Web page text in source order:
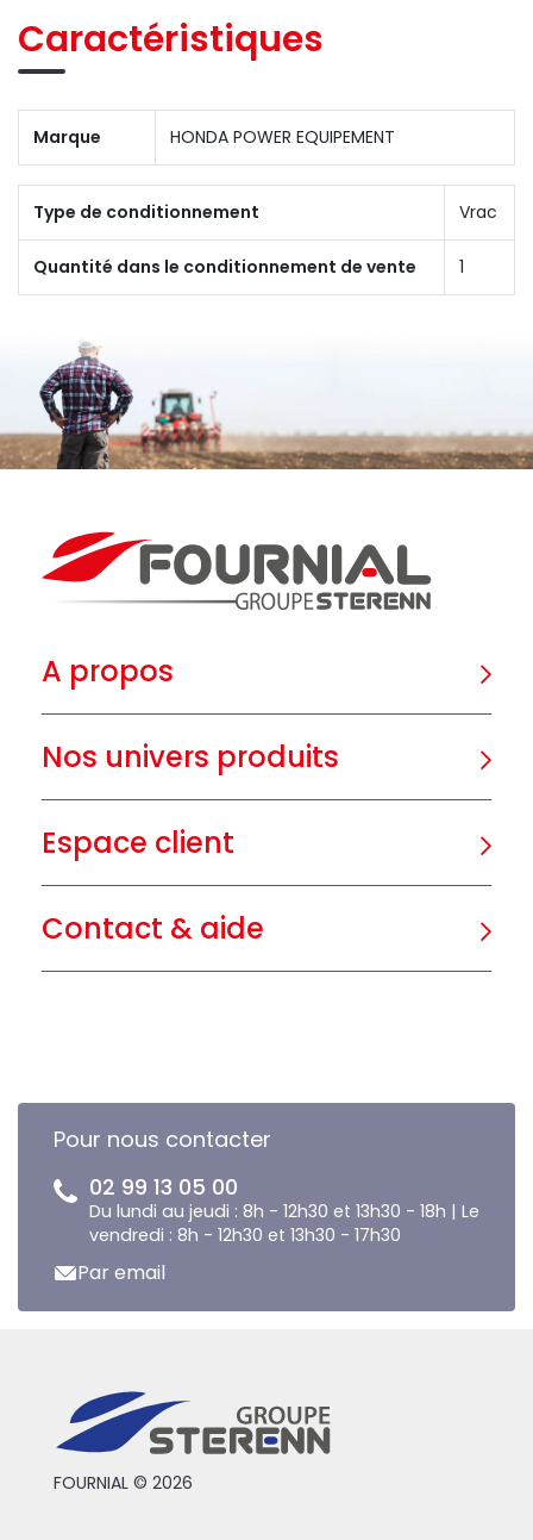
Caractéristiques
Marque HONDA POWER EQUIPEMENT
Type de conditionnement Vrac
Quantité dans le conditionnement de vente 1
A propos
Nos univers produits
Espace client
Contact & aide
Pour nous contacter
02 99 13 05 00
Du lundi au jeudi : 8h - 12h30 et 13h30 - 18h | Le
vendredi : 8h - 12h30 et 13h30 - 17h30
Par email
FOURNIAL © 2026